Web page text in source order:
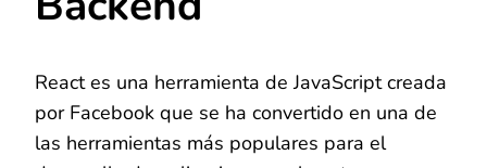
React es una herramienta de JavaScript creada
por Facebook que se ha convertido en una de
las herramientas más populares para el